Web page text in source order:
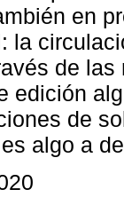
en
la
de
edición
de
algo a